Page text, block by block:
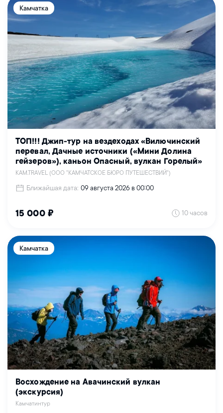
Камчатка
ТОП!!! Джип-тур на вездеходах «Вилючинский
перевал, Дачные источники («Мини Долина
гейзеров»), каньон Опасный, вулкан Горелый»
KAM.TRAVEL (ООО "КАМЧАТСКОЕ БЮРО ПУТЕШЕСТВИЙ")
Ближайшая дата: 09 августа 2026 в 00:00
15 000 ₽ 10 часов
Камчатка
Восхождение на Авачинский вулкан
(экскурсия)
Камчатинтур